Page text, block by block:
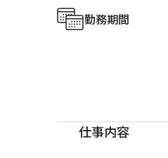
勤務期間
仕事内容